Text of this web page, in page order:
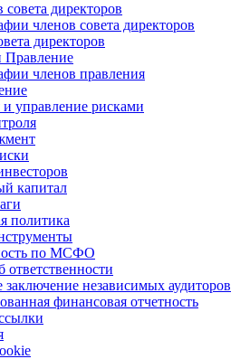
совета директоров
членов совета директоров
директоров
Правление
членов правления
управление рисками
капитал
политика
по МСФО
ответственности
заключение независимых аудиторов
финансовая отчетность